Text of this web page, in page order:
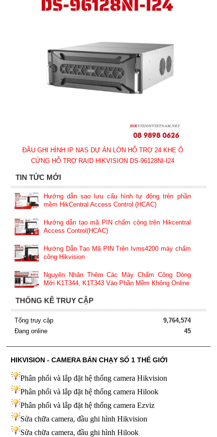
ĐẦU GHI HÌNH IP NAS DỰ ÁN LỚN HỖ TRỢ 24 KHE Ổ
CỨNG HỖ TRỢ RAID HIKVISION DS-96128NI-I24
TIN TỨC MỚI
Hướng dẫn sao lưu cấu hình tự động trên phần
mềm HikCentral Access Control (HCAC)
Hướng dẫn tạo mã PIN chấm công trên Hikcentral
Access Control(HCAC)
Hướng Dẫn Tạo Mã PIN Trên Ivms4200 máy chấm
công Hikvision
Nguyên Nhân Thêm Các Máy Chấm Công Dòng
Mới K1T344, K1T343 Vào Phần Mềm Không Online
THỐNG KÊ TRUY CẬP
Tổng truy cập
9,764,574
Đang online
45
HIKVISION - CAMERA BÁN CHẠY SỐ 1 THẾ GIỚI
Phân phối và lắp đặt hệ thống camera Hikvision
Phân phối và lắp đặt hệ thống camera Hilook
Phân phối và lắp đặt hệ thống camera Ezviz
Sửa chữa camera, đầu ghi hình Hikvision
Sửa chữa camera, đầu ghi hình Hilook